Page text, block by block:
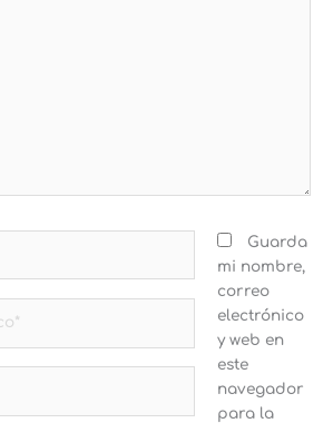
Guarda
mi nombre,
correo
electrónico
y web en
este
navegador
para la